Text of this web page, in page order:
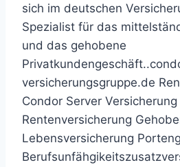
sich im deutschen
Spezialist für das
und das gehobene
versicherungsgruppe.de
Condor Server
Rentenversicherung
Lebensversicherung